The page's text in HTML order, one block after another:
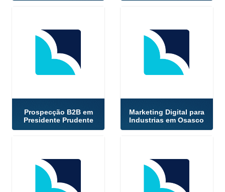
Prospecção B2B em
Presidente Prudente
Marketing Digital para
Industrias em Osasco